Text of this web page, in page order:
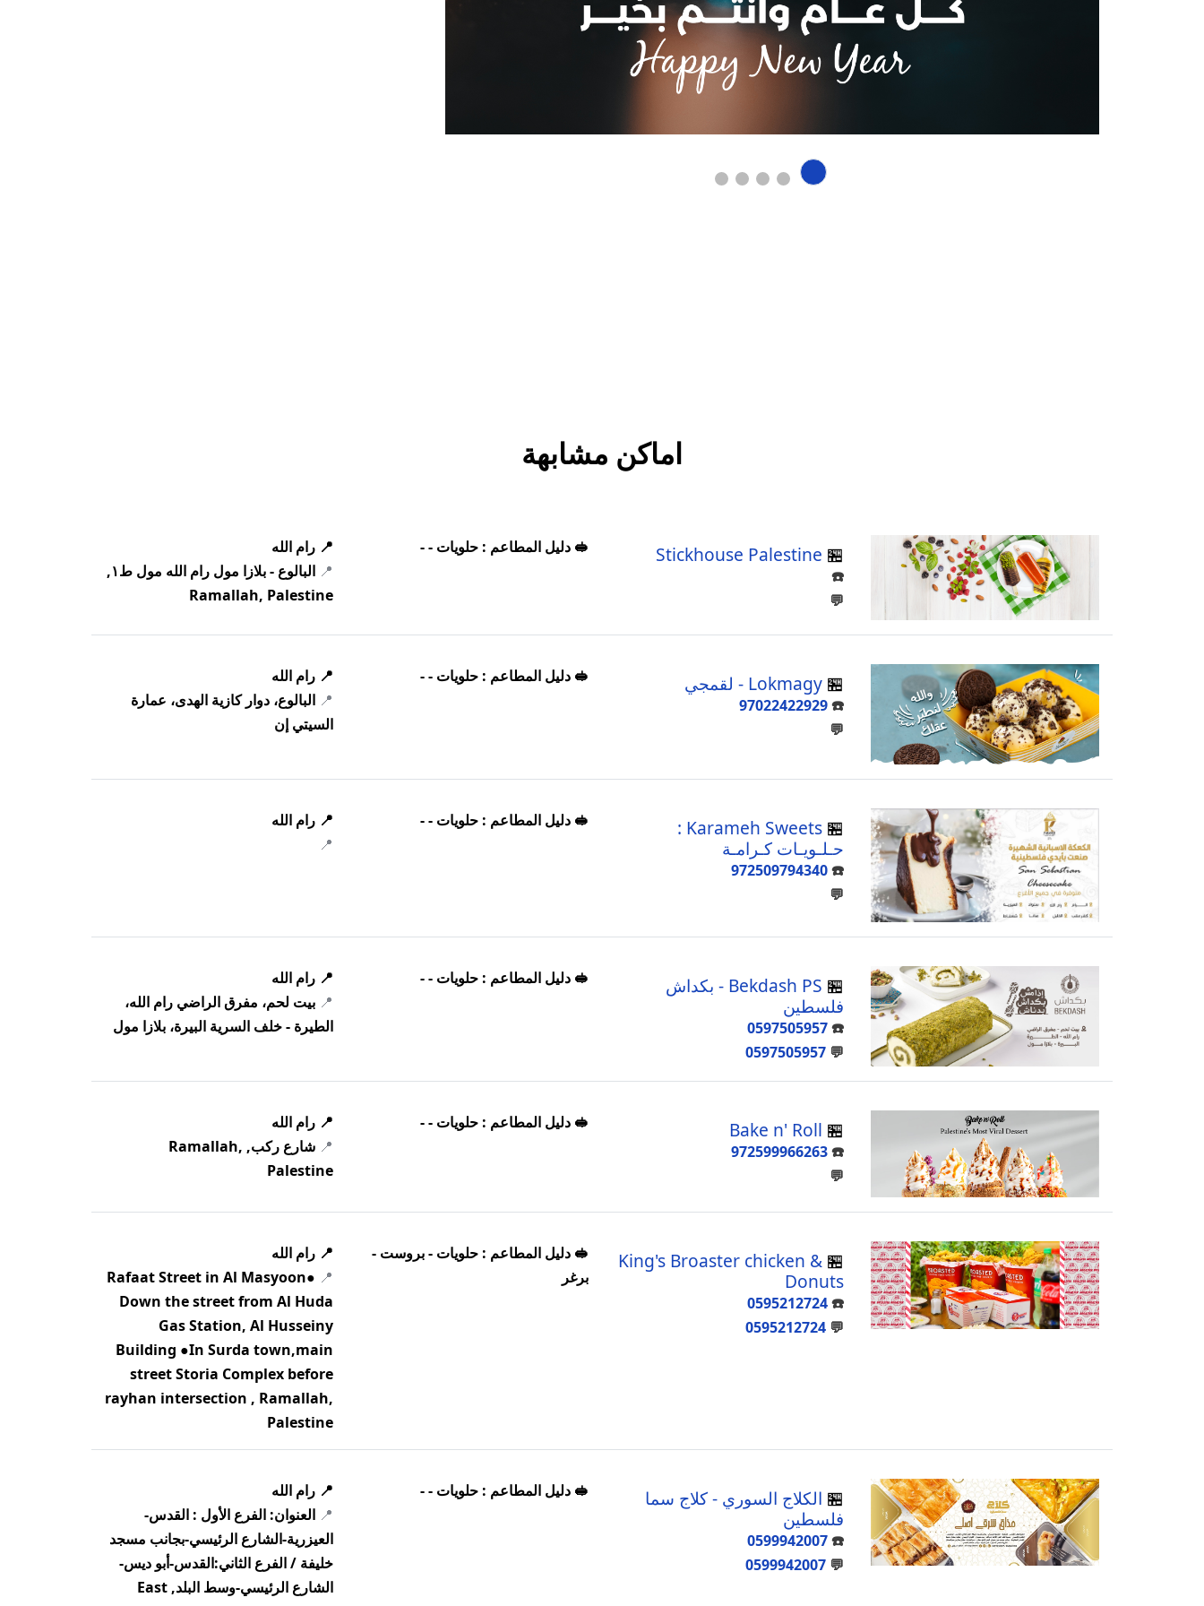
اماكن مشابهة
🏪
Stickhouse Palestine
☎️
💬
🥪 دليل المطاعم : حلويات - -
📍 رام الله
📍
البالوع - بلازا مول رام الله مول ط١,
Ramallah, Palestine
🏪 Lokmagy - لقمجي
☎️
97022422929
💬
🥪 دليل المطاعم : حلويات - -
📍 رام الله
📍 البالوع، دوار كازية الهدى، عمارة
السيتي إن
🏪
Karameh Sweets :
حـلـويـات كـرامـة
☎️
972509794340
💬
🥪 دليل المطاعم : حلويات - -
📍 رام الله
📍
🏪
Bekdash PS - بكداش
فلسطين
☎️
0597505957
💬
0597505957
🥪 دليل المطاعم : حلويات - -
📍 رام الله
📍 بيت لحم، مفرق الراضي رام الله،
الطيرة - خلف السرية البيرة، بلازا مول
🏪
Bake n' Roll
☎️
972599966263
💬
🥪 دليل المطاعم : حلويات - -
📍 رام الله
📍
شارع ركب, Ramallah,
Palestine
🏪
King's Broaster chicken &
Donuts
☎️
0595212724
💬
0595212724
🥪 دليل المطاعم : حلويات - بروست -
برغر
📍 رام الله
📍
●Rafaat Street in Al Masyoon
Down the street from Al Huda
Gas Station, Al Husseiny
Building ●In Surda town,main
street Storia Complex before
rayhan intersection , Ramallah,
Palestine
🏪 الكلاج السوري - كلاج سما
فلسطين
☎️
0599942007
💬
0599942007
🥪 دليل المطاعم : حلويات - -
📍 رام الله
📍 العنوان: الفرع الأول : القدس-
العيزرية-الشارع الرئيسي-بجانب مسجد
خليفة / الفرع الثاني:القدس-أبو ديس-
الشارع الرئيسي-وسط البلد, East